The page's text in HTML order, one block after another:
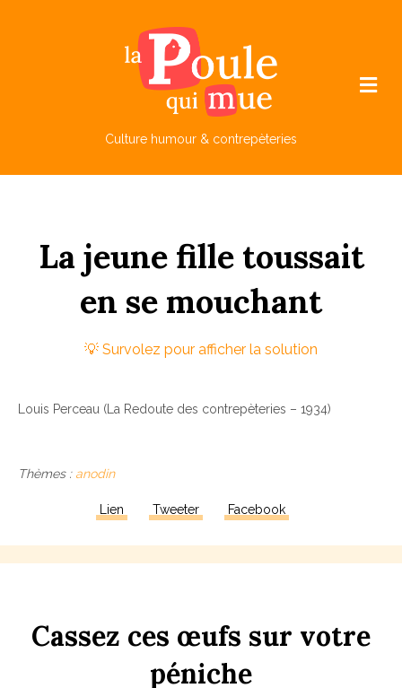
Culture humour & contrepèteries
M
e
La jeune fille toussait
en se mouchant
Louis Perceau (La Redoute des contrepèteries – 1934)
Thèmes : anodin
Lien Tweeter Facebook
Cassez ces œufs sur votre
péniche